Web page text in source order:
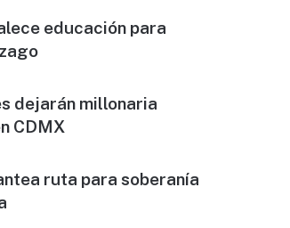
educación para
dejarán millonaria
CDMX
ruta para soberanía